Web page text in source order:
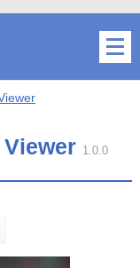
1.0.0